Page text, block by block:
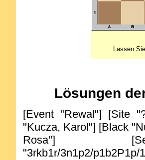
Lassen
Lösungen
[Event "Rewal"] [Site "?"] [Date "2014.??.??"] [Round "?"] [White "Kucza, Karol"] [Black "Nun, Gottfried"] [Result "1-0"] [Annotator "Mike Rosa"] [SetUp "1"] [FEN "3rkb1r/3n1p2/p1b2P1p/1q3B2/NpQ1P2P/1P3P2/P1P5/2KR3R w k - 0 22"] [PlyCount "3"] [SourceTitle "Chess Tigers Universität"] {Kombi des Hauses #1 - Weiß am Zug Für den Anfang ist} 22. Qe6+ $1 { nicht schlecht, oder? Schwarz gab auf, weil er} fxe6 23. Bg6# {entdeckt hatte.} 1-0 [Event "Gera"] [Site "?"] [Date "2015.??.??"] [Round "?"] [White "Weiss, Werner"] [Black "Rosa, Mike"] [Result "0-1"] [Annotator "Mike Rosa"] [SetUp "1"] [FEN "8/2p3pk/1p5p/pP2N2P/P1R2P2/5K2/2qr4/7R b - - 0 42"] [PlyCount "5"] [EventDate "2000.01.26"] [EventType "swiss"] [EventRounds "7"] [SourceTitle "Chess Tigers Universität"] {Kombi des Hauses #2 - Schwarz am Zug Natürlich bietet sich} 42... Rd3+ $1 {irgendwie an, aber wie geht es weiter, wenn Weiß den Turm nicht schlägt?} 43. Kg4 (43. Nxd3 Qxd3+ $19 {[%cal Rd3f3,Rd3c4] ist klar.}) ({Auf} 43. Ke4 { wäre} Rc3+ 44. Kd5 Rxc4 45. Nxc4 Qg2+ $19 {gekommen.}) 43... Qg2+ 44. Kf5 Rd6 $1 {[%cal Rd6f6,Rg2h1] Weiß gab wegen der gemeinen Mattdrohung auf f6 auf.} ({ Nach} 44... Qxh1 $6 45. Nxd3 Qd5+ $2 46. Ne5 $17 {ist dagegen gar nicht klar, ob Schwarz noch (hoch) gewinnen kann.}) 0-1 [Event "Orlova"] [Site "?"] [Date "2014.??.??"] [Round "?"] [White "Obrusnik, Michal"] [Black "Simacek, Pavel"] [Result "1-0"] [Annotator "Mike Rosa"] [SetUp "1"] [FEN "r1n1r1k1/1q2pp1p/2p3p1/p1P5/1pP3P1/PP3Q1P/1B3P2/3RR1K1 w - - 0 30"] [PlyCount "7"] [SourceTitle "Chess Tigers Universität"] {Kombi des Hauses #3 - Weiß am Zug Die schwarzen Felder des Nachziehenden sind extrem schwach. Nun musste nur noch der passende Plan her, welchen Weiß mit} 30. Qf6 $3 {auch wirklich fand. Schwarz gab auf, denn er verfügt nur über zwei Wege, das sofortige Matt zu verhindern, aber auch die retten ihn nicht.} exf6 (30... e5 31. Bxe5 Rxe5 (31... Kf8 32. Qg7+ Ke7 33. Bf6#) 32. Rd8+ $18) 31. Rxe8+ Kg7 32. g5 $1 {Die Mattdrohung ist offensichtlich, aber es ist Schwarz nicht möglich, ein Schlupfloch zu finden. Selbst die Verzweiflungstat} Qe7 {wird stur und stark mit} 33. Rdd8 $1 $18 {und einem Matt in spätestens drei Zügen beantwortet. Wem das zu viel Adrenalin ist, kann natürlich stattdessen mit dem Bauern auf f6 schlagen.} 1-0 [Event "Europameisterschaft"] [Site "?"] [Date "2014.??.??"] [Round "?"] [White "Pashikian, Arman"] [Black "Newerov, V."] [Result "1-0"] [Annotator "Mike Rosa"] [SetUp "1"] [FEN "5Q2/8/p5p1/1p3p1k/5P1p/4q3/6PK/5B2 w - - 0 64"] [PlyCount "5"] [SourceTitle "Chess Tigers Universität"] {Kombi des Hauses #4 - Wenn Schwarz auch noch den weißen f-Bauern erwischt, könnte Weiß sogar in Verlustgefahr geraten. Aber wie soll Weiß das verhindern? Na klar, mit} 64. Be2+ $3 {Der Läufer wird geopfert, um den f-Bauern zu behalten, denn den wird Weiß zum Mattsetzen nutzen.} (64. Qh8+ $2 {bringt wegen} Kg4 {eher Schwierigkeiten. Nach} 65. Qf6 Qxf4+ 66. Kg1 Qe3+ $11 {hat Schwarz auf jeden Fall das Remis in der Tasche.}) (64. Qd6 $2 {führt ebenfalls nur zu einem halben Punkt. Nach} Qg3+ 65. Kg1 (65. Kh1 Qf2 $11) 65... Qe3+ 66. Kh1 Qf2 $1 $11 {Mit} 67. Qd1+ Kh6 68. Qc1 {kann Weiß zwar alles decken, aber nach} Kh5 {keine Fortschritte erzielen.}) {In der Partie war nach} 64... Qxe2 65. Qf6 $18 {Schluss, denn Dg5# ist nur mit} Qg4 {zu bekämpfen, aber dann folgt} 66. Qh8# 1-0 [Event "Budapest"] [Site "?"] [Date "2013.??.??"] [Round "?"] [White "Moeldner, Juergen"] [Black